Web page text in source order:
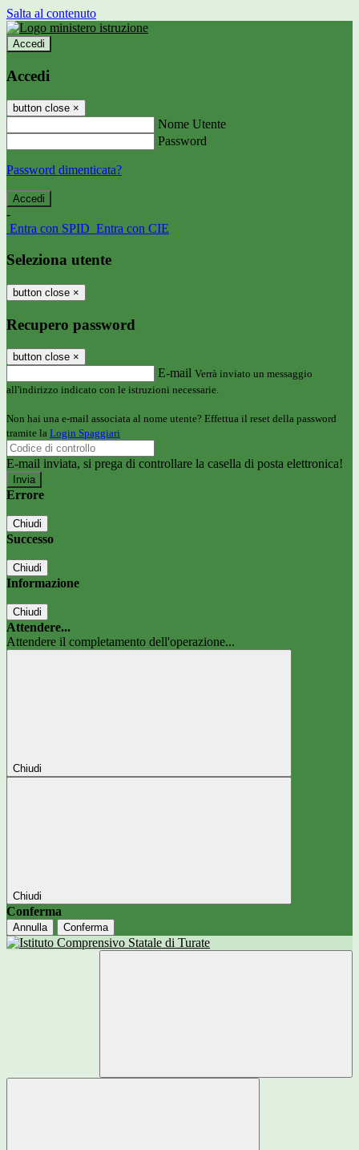
Salta al contenuto
Accedi
Accedi
button close ×
Nome Utente
Password
Password dimenticata?
-
Entra con SPID Entra con CIE
Seleziona utente
button close ×
Recupero password
button close ×
E-mail Verrà inviato un messaggio
all'indirizzo indicato con le istruzioni necessarie.
Non hai una e-mail associata al nome utente? Effettua il reset della password
tramite la Login Spaggiari
E-mail inviata, si prega di controllare la casella di posta elettronica!
Errore
Chiudi
Successo
Chiudi
Informazione
Chiudi
Attendere...
Attendere il completamento dell'operazione...
Chiudi
Chiudi
Conferma
Annulla Conferma